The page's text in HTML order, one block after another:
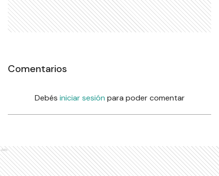
Comentarios
Debés iniciar sesión para poder comentar
Ads